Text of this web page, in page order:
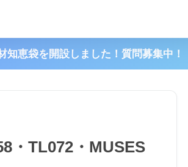
知恵袋を開設しました！質問募集中！
・TL072・MUSES